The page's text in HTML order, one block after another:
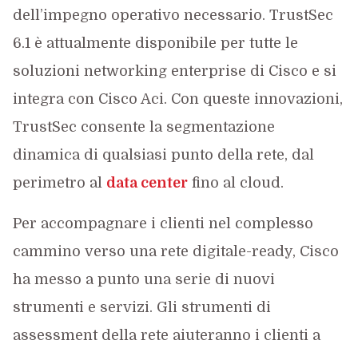
dell’impegno operativo necessario. TrustSec
6.1 è attualmente disponibile per tutte le
soluzioni networking enterprise di Cisco e si
integra con Cisco Aci. Con queste innovazioni,
TrustSec consente la segmentazione
dinamica di qualsiasi punto della rete, dal
perimetro al data centerfino al cloud.
Per accompagnare i clienti nel complesso
cammino verso una rete digitale-ready, Cisco
ha messo a punto una serie di nuovi
strumenti e servizi. Gli strumenti di
assessment della rete aiuteranno i clienti a